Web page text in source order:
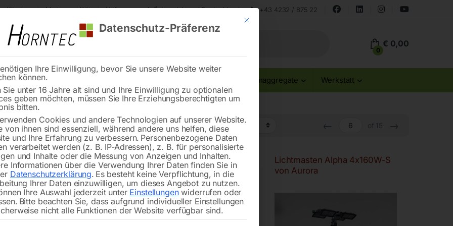
Kärnten Markenqualität Lieferung nach Österreich und Deutschland +43 4232 / 875 22
0
€ 0,00
Reinigung Stromaggregate Werkstatt
← of 15 →
12 V-45Ah
Lichtmasten Lambda 4x160W
von Aurora
Lichtmasten Alpha 4x160W-S
von Aurora
Mit diesem Button wird der Dialog geschlossen. Seine Funktionalität ist
Datenschutz-Präferenz
Ihre Einwilligung, bevor Sie unsere Website weiter
können.
Sie unter 16 Jahre alt sind und Ihre Einwilligung zu optionalen
geben möchten, müssen Sie Ihre Erziehungsberechtigten um
bitten.
Cookies und andere Technologien auf unserer Website.
von ihnen sind essenziell, während andere uns helfen, diese
und Ihre Erfahrung zu verbessern. Personenbezogene Daten
verarbeitet werden (z. B. IP-Adressen), z. B. für personalisierte
und Inhalte oder die Messung von Anzeigen und Inhalten.
Informationen über die Verwendung Ihrer Daten finden Sie in
Datenschutzerklärung. Es besteht keine Verpflichtung, in die
Ihrer Daten einzuwilligen, um dieses Angebot zu nutzen.
Ihre Auswahl jederzeit unter Einstellungenwiderrufen oder
Bitte beachten Sie, dass aufgrund individueller Einstellungen
nicht alle Funktionen der Website verfügbar sind.